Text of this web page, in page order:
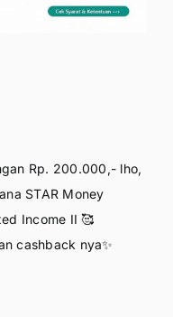
Rp. 200.000,- lho,
STAR Money
Income II 🥰
cashback nya✨